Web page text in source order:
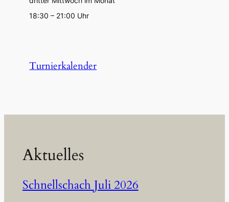
18:30 – 21:00 Uhr
Turnierkalender
Aktuelles
Schnellschach Juli 2026